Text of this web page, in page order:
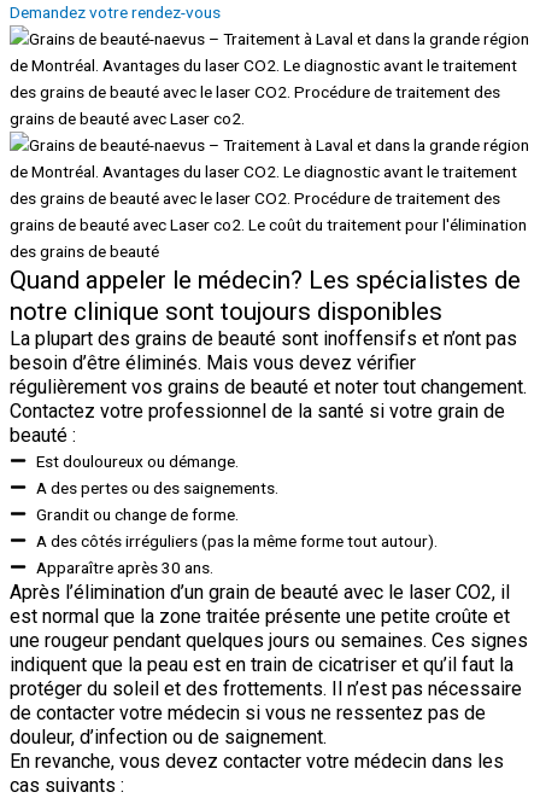
Demandez votre rendez-vous
Quand appeler le médecin? Les spécialistes de
notre clinique sont toujours disponibles
La plupart des grains de beauté sont inoffensifs et n’ont pas
besoin d’être éliminés. Mais vous devez vérifier
régulièrement vos grains de beauté et noter tout changement.
Contactez votre professionnel de la santé si votre grain de
beauté :
Est douloureux ou démange.
A des pertes ou des saignements.​
Grandit ou change de forme.
A des côtés irréguliers (pas la même forme tout autour).
Apparaître après 30 ans.
Après l’élimination d’un grain de beauté avec le laser CO2, il
est normal que la zone traitée présente une petite croûte et
une rougeur pendant quelques jours ou semaines. Ces signes
indiquent que la peau est en train de cicatriser et qu’il faut la
protéger du soleil et des frottements. Il n’est pas nécessaire
de contacter votre médecin si vous ne ressentez pas de
douleur, d’infection ou de saignement.
En revanche, vous devez contacter votre médecin dans les
cas suivants :